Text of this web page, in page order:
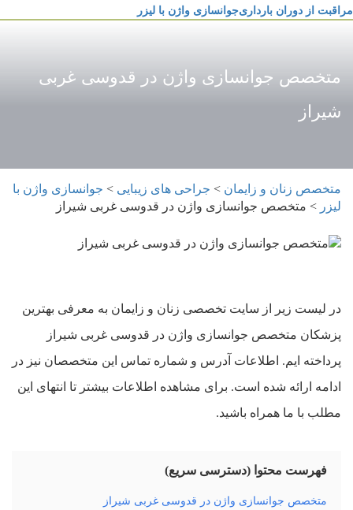
مراقبت از دوران بارداریجوانسازی واژن با لیزر
متخصص جوانسازی واژن در قدوسی غربی
شیراز
متخصص زنان و زایمان > جراحی های زیبایی > جوانسازی واژن با
لیزر > متخصص جوانسازی واژن در قدوسی غربی شیراز
در لیست زیر از سایت تخصصی زنان و زایمان به معرفی بهترین
پزشکان متخصص جوانسازی واژن در قدوسی غربی شیراز
پرداخته ایم. اطلاعات آدرس و شماره تماس این متخصصان نیز در
ادامه ارائه شده است. برای مشاهده اطلاعات بیشتر تا انتهای این
مطلب با ما همراه باشید.
فهرست محتوا (دسترسی سریع)
متخصص جوانسازی واژن در قدوسی غربی شیراز